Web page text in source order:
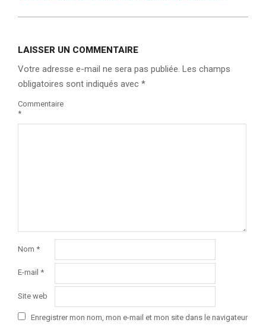
LAISSER UN COMMENTAIRE
Votre adresse e-mail ne sera pas publiée. Les champs
obligatoires sont indiqués avec *
Commentaire
*
Nom *
E-mail *
Site web
Enregistrer mon nom, mon e-mail et mon site dans le navigateur